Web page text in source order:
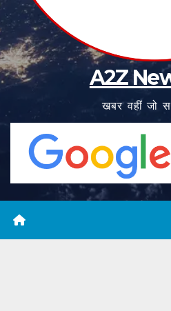
A2Z
खबर वहीं जो